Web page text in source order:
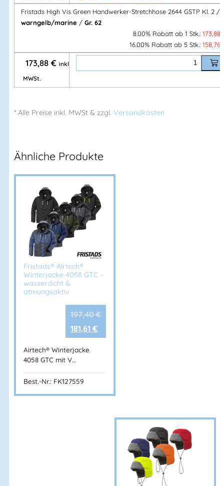
Herstelleranschrift:
Adresse:
Mehr Information E-Mail: info@bannenberg.at
Fristads High Vis Green Handwerker-Stretchhose 2644 GSTP Kl. 2 /
warngelb/marine / Gr. 62
8.00% Rabatt ab 1 Stk.: 173,88
16.00% Rabatt ab 5 Stk.: 158,76
173,88 € inkl.
MWSt.
* Alle Preise inkl. MWSt & zzgl. Versandkosten
Ähnliche Produkte
Fristads® Airtech®
Winterjacke 4058 GTC –
wasserdicht &
atmungsaktiv
197,40€
181,61 €
Airtech® Winterjacke
4058 GTC mit V…
Best.-Nr.: FK127559